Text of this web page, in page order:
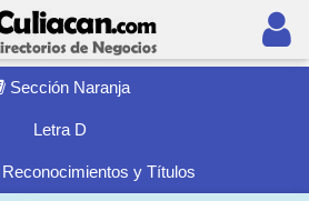
Sección Naranja
Letra D
y Tí­tulos